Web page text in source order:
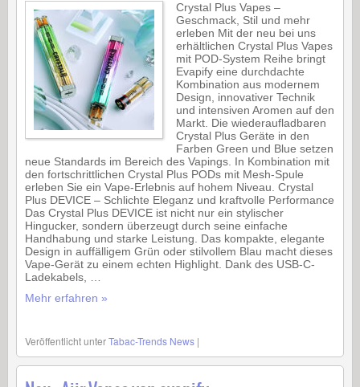
Crystal Plus Vapes –
Geschmack, Stil und mehr
erleben Mit der neu bei uns
erhältlichen Crystal Plus Vapes
mit POD-System Reihe bringt
Evapify eine durchdachte
Kombination aus modernem
Design, innovativer Technik
und intensiven Aromen auf den
Markt. Die wiederaufladbaren
Crystal Plus Geräte in den
Farben Green und Blue setzen
neue Standards im Bereich des Vapings. In Kombination mit
den fortschrittlichen Crystal Plus PODs mit Mesh-Spule
erleben Sie ein Vape-Erlebnis auf hohem Niveau. Crystal
Plus DEVICE – Schlichte Eleganz und kraftvolle Performance
Das Crystal Plus DEVICE ist nicht nur ein stylischer
Hingucker, sondern überzeugt durch seine einfache
Handhabung und starke Leistung. Das kompakte, elegante
Design in auffälligem Grün oder stilvollem Blau macht dieses
Vape-Gerät zu einem echten Highlight. Dank des USB-C-
Ladekabels, …
Mehr erfahren »
Veröffentlicht unterTabac-Trends News |